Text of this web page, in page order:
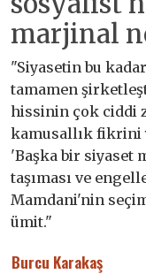
marjinal
"Siyasetin bu
tamamen
hissinin çok ciddi
kamusallık fikrini
'Başka bir siyaset
taşıması ve
Mamdani'nin
ümit."
Burcu Karakaş